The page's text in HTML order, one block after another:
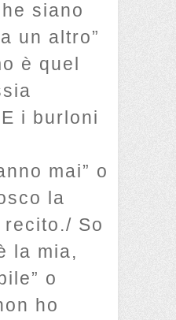
siano
un altro”
è quel
i burloni
mai” o
la
So
la mia,
o
ho